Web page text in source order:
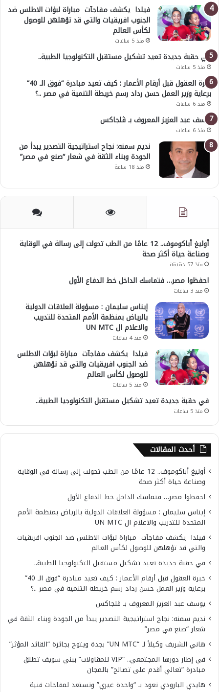
فيلدا يكشف مفاجآت مباراة لبؤات الاطلس ضد
الجنوب افريقيات والتي قد تؤهلهن للوصول
لكأس العالم
منذ 5 ساعات
في حقبة جديدة تعيد تشكيل مستقبل التكنولوجيا الطبية..
منذ 5 ساعات
خبرة العقول قبل أرقام الأعمار : كيف تعيد مبادرة “فوق الـ 40”
برعاية وزير العمل حسن رداد رسم خريطة التنمية في مصر ..؟
منذ 6 ساعات
يوسف عبد العزيز المعروف بـ ڤلجاكس
منذ 6 ساعات
نديم سمنه: نجاح استراتيجية التصدير يبدأ من
الجودة وبناء الثقة في شعار “صنع في مصر”
منذ 18 ساعة
أوليغ أباكوموف.. 12 عامًا من الطب تحولت إلى رسالة في الوقاية
وصناعة حياة أكثر صحة
منذ 57 دقيقة
احفظوا مصر… فتماسك الداخل خط الدفاع الأول
منذ 3 ساعات
إيناس سليمان : مسؤولة العلاقات الدولية
بالرياض بمنظمة الأمم المتحدة للتدريب
والاعلام ال UN MTC
منذ 4 ساعات
فيلدا يكشف مفاجآت مباراة لبؤات الاطلس
ضد الجنوب افريقيات والتي قد تؤهلهن
للوصول لكأس العالم
منذ 5 ساعات
في حقبة جديدة تعيد تشكيل مستقبل التكنولوجيا الطبية..
منذ 5 ساعات
أحدث المقالات
أوليغ أباكوموف.. 12 عامًا من الطب تحولت إلى رسالة في الوقاية
وصناعة حياة أكثر صحة
احفظوا مصر… فتماسك الداخل خط الدفاع الأول
إيناس سليمان : مسؤولة العلاقات الدولية بالرياض بمنظمة الأمم
المتحدة للتدريب والاعلام ال UN MTC
فيلدا يكشف مفاجآت مباراة لبؤات الاطلس ضد الجنوب افريقيات
والتي قد تؤهلهن للوصول لكأس العالم
في حقبة جديدة تعيد تشكيل مستقبل التكنولوجيا الطبية..
خبرة العقول قبل أرقام الأعمار : كيف تعيد مبادرة “فوق الـ 40”
برعاية وزير العمل حسن رداد رسم خريطة التنمية في مصر ..؟
يوسف عبد العزيز المعروف بـ ڤلجاكس
نديم سمنه: نجاح استراتيجية التصدير يبدأ من الجودة وبناء الثقة في
شعار “صنع في مصر”
هاني الشريف وكيلاً لـ “UN MTC” بجدة ويتوج بجائزة “القائد المؤثر”
في إطار دورها المجتمعي.. “VIP للمقاولات” ببني سويف تطلق
مبادرة “تعالي أقدم على تصالح” بالمجان
هايدي البارودي تعود بـ “واحدة غيري” وتستعد لمفاجآت فنية